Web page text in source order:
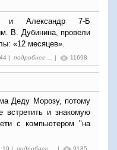
Александр 7-Б
В. Дубинина, провели
«12 месяцев».
| подробнее ... | 11698
Деду Морозу, потому
встретить и знакомую
с компьютером "на
| подробнее ... | 9185